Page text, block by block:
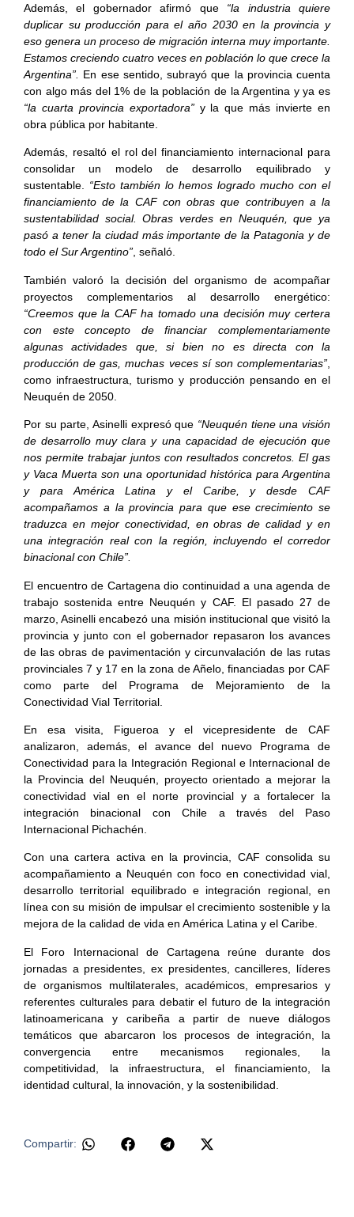
Además, el gobernador afirmó que “la industria quiere
duplicar su producción para el año 2030 en la provincia y
eso genera un proceso de migración interna muy importante.
Estamos creciendo cuatro veces en población lo que crece la
Argentina”.
En ese sentido, subrayó que la provincia cuenta
con algo más del 1% de la población de la Argentina y ya es
“la cuarta provincia exportadora”y la que más invierte en
obra pública por habitante.
Además, resaltó el rol del financiamiento internacional para
consolidar un modelo de desarrollo equilibrado y
sustentable. “Esto también lo hemos logrado mucho con el
financiamiento de la CAF con obras que contribuyen a la
sustentabilidad social. Obras verdes en Neuquén, que ya
pasó a tener la ciudad más importante de la Patagonia y de
todo el Sur Argentino”, señaló.
También valoró la decisión del organismo de acompañar
proyectos complementarios al desarrollo energético:
“Creemos que la CAF ha tomado una decisión muy certera
con este concepto de financiar complementariamente
algunas actividades que, si bien no es directa con la
producción de gas, muchas veces sí son complementarias”
como infraestructura, turismo y producción pensando en el
Neuquén de 2050.
Por su parte, Asinelli expresó que “Neuquén tiene una visión
de desarrollo muy clara y una capacidad de ejecución que
nos permite trabajar juntos con resultados concretos. El gas
y Vaca Muerta son una oportunidad histórica para Argentina
y para América Latina y el Caribe, y desde CAF
acompañamos a la provincia para que ese crecimiento se
traduzca en mejor conectividad, en obras de calidad y en
una integración real con la región, incluyendo el corredor
binacional con Chile”.
El encuentro de Cartagena dio continuidad a una agenda de
trabajo sostenida entre Neuquén y CAF. El pasado 27 de
marzo, Asinelli encabezó una misión institucional que visitó la
provincia y junto con el gobernador repasaron los avances
de las obras de pavimentación y circunvalación de las rutas
provinciales 7 y 17 en la zona de Añelo, financiadas por CAF
como parte del Programa de Mejoramiento de la
Conectividad Vial Territorial.
En esa visita, Figueroa y el vicepresidente de CAF
analizaron, además, el avance del nuevo Programa de
Conectividad para la Integración Regional e Internacional de
la Provincia del Neuquén, proyecto orientado a mejorar la
conectividad vial en el norte provincial y a fortalecer la
integración binacional con Chile a través del Paso
Internacional Pichachén.
Con una cartera activa en la provincia, CAF consolida su
acompañamiento a Neuquén con foco en conectividad vial,
desarrollo territorial equilibrado e integración regional, en
línea con su misión de impulsar el crecimiento sostenible y la
mejora de la calidad de vida en América Latina y el Caribe.
El Foro Internacional de Cartagena reúne durante dos
jornadas a presidentes, ex presidentes, cancilleres, líderes
de organismos multilaterales, académicos, empresarios y
referentes culturales para debatir el futuro de la integración
latinoamericana y caribeña a partir de nueve diálogos
temáticos que abarcaron los procesos de integración, la
convergencia entre mecanismos regionales, la
competitividad, la infraestructura, el financiamiento, la
identidad cultural, la innovación, y la sostenibilidad.
Compartir: